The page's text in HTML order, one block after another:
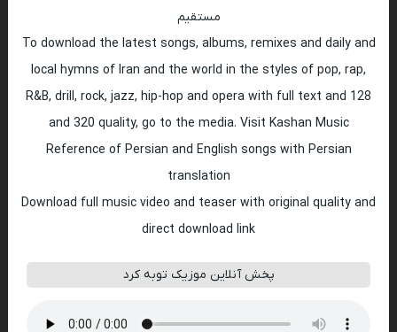
مستقیم
To download the latest songs, albums, remixes and daily and
local hymns of Iran and the world in the styles of pop, rap,
R&B, drill, rock, jazz, hip-hop and opera with full text and 128
and 320 quality, go to the media. Visit Kashan Music
Reference of Persian and English songs with Persian
translation
Download full music video and teaser with original quality and
direct download link
پخش آنلاین موزیک توبه کرد